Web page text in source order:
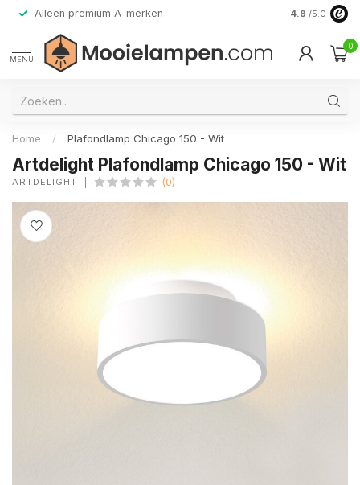
Alleen premium A-merken 4.8 /5.0
MENU
0
Home / Plafondlamp Chicago 150 - Wit
Artdelight Plafondlamp Chicago 150 - Wit
ARTDELIGHT (0)